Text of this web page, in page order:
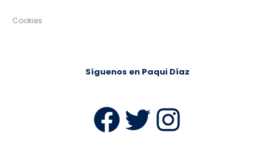
Cookies
Síguenos en Paqui Díaz
Facebook
Twitter